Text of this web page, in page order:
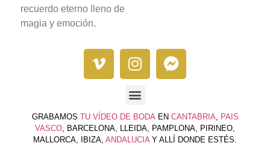
recuerdo eterno lleno de
magia y emoción.
GRABAMOS TU VÍDEO DE BODA EN CANTABRIA
PAIS
VASCO , BARCELONA, LLEIDA, PAMPLONA, PIRINEO,
MALLORCA, IBIZA, ANDALUCIA Y ALLÍ DONDE ESTÉS.